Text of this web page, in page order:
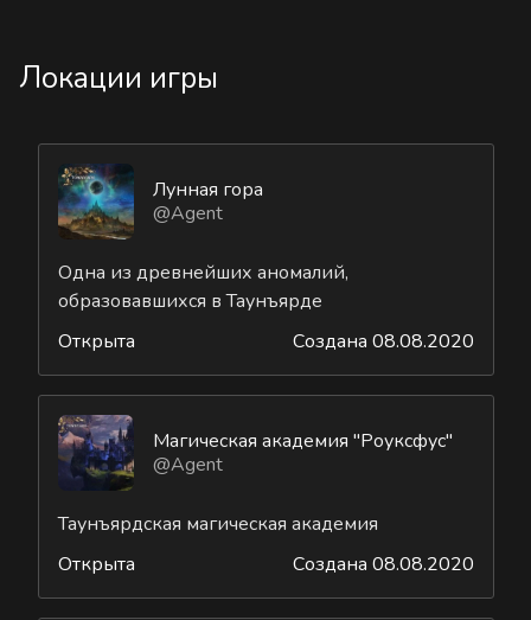
Локации игры
Лунная гора
@Agent
Одна из древнейших аномалий,
образовавшихся в Таунъярде
Открыта
Создана 08.08.2020
Магическая академия "Роуксфус"
@Agent
Таунъярдская магическая академия
Открыта
Создана 08.08.2020